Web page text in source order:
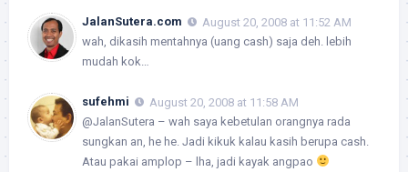
JalanSutera.com
August 20, 2008 at 11:52 AM
wah, dikasih mentahnya (uang cash) saja deh. lebih
mudah kok…
sufehmi
August 20, 2008 at 11:58 AM
@JalanSutera – wah saya kebetulan orangnya rada
sungkan an, he he. Jadi kikuk kalau kasih berupa cash.
Atau pakai amplop – lha, jadi kayak angpao